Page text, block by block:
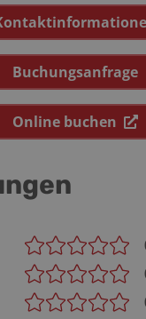
Buchungsanfrage
Online buchen